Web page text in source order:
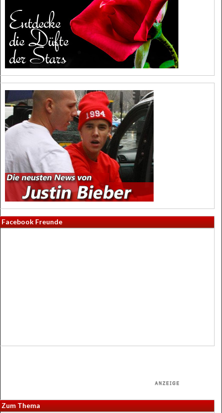
Facebook Freunde
Zum Thema